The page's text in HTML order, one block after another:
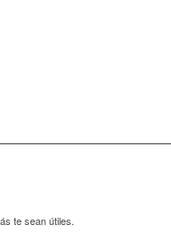
te sean útiles.